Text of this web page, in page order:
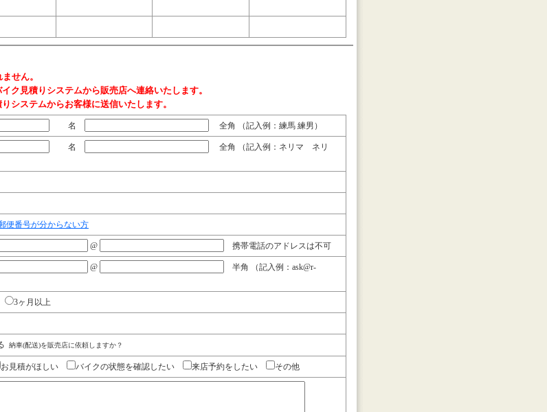
せん。
ク見積りシステムから販売店へ連絡いたします。
システムからお客様に送信いたします。
名 全角 （記入例：練馬 練男）
名
全角 （記入例：ネリマ ネリ
便番号が分からない方
@ 携帯電話のアドレスは不可
@
半角 （記入例：ask@r-
3ヶ月以上
納車(配送)を販売店に依頼しますか？
お見積がほしい バイクの状態を確認したい 来店予約をしたい その他